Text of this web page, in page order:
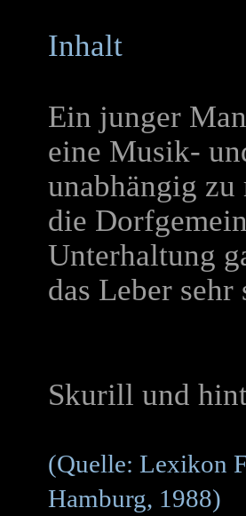
Inhalt
Ein junger
eine Musik-
unabhängig zu
die
Unterhaltung
das Leber
Skurill und
(Quelle: Lexikon
Hamburg, 1988)